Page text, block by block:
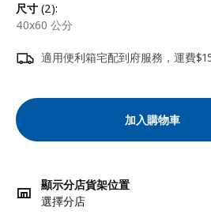
尺寸 (2):
40x60 公分
適用便利箱宅配到府服務，運費
加入購物車
顯示分店貨架位置
選擇分店